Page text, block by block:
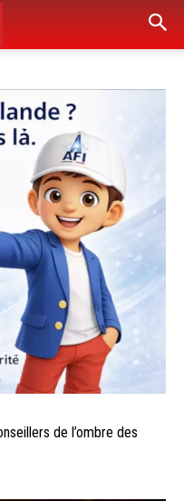
de l’ombre des